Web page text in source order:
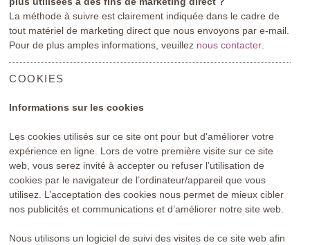
La méthode à suivre est clairement indiquée dans le cadre de
tout matériel de marketing direct que nous envoyons par e-mail.
Pour de plus amples informations, veuillez nous contacter.
COOKIES
Informations sur les cookies
Les cookies utilisés sur ce site ont pour but d’améliorer votre
expérience en ligne. Lors de votre première visite sur ce site
web, vous serez invité à accepter ou refuser l’utilisation de
cookies par le navigateur de l’ordinateur/appareil que vous
utilisez. L’acceptation des cookies nous permet de mieux cibler
nos publicités et communications et d’améliorer notre site web.
Nous utilisons un logiciel de suivi des visites de ce site web afin